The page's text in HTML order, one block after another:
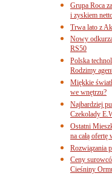
Grupa Roca
i zyskiem
Trwa lato z
Nowy
RS50
Polska
Rodzimy
Miękkie
we wnętrzu?
Najbardziej
Czekolady
Ostatni
na całą
Rozwiązania
Ceny
Cieśniny